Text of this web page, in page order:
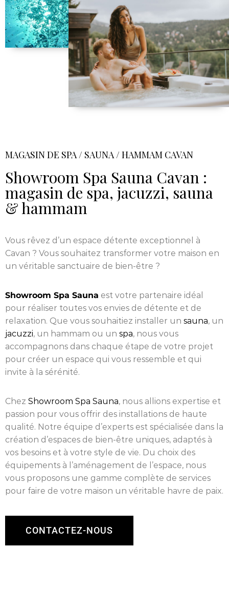
MAGASIN DE SPA / SAUNA / HAMMAM CAVAN
Showroom Spa Sauna Cavan :
magasin de spa, jacuzzi, sauna
& hammam
Vous rêvez d’un espace détente exceptionnel à
Cavan ? Vous souhaitez transformer votre maison en
un véritable sanctuaire de bien-être ?
Showroom Spa Sauna est votre partenaire idéal
pour réaliser toutes vos envies de détente et de
relaxation. Que vous souhaitiez installer un sauna, un
jacuzzi, un hammam ou un spa, nous vous
accompagnons dans chaque étape de votre projet
pour créer un espace qui vous ressemble et qui
invite à la sérénité.
Chez Showroom Spa Sauna, nous allions expertise et
passion pour vous offrir des installations de haute
qualité. Notre équipe d’experts est spécialisée dans la
création d’espaces de bien-être uniques, adaptés à
vos besoins et à votre style de vie. Du choix des
équipements à l’aménagement de l’espace, nous
vous proposons une gamme complète de services
pour faire de votre maison un véritable havre de paix.
CONTACTEZ-NOUS